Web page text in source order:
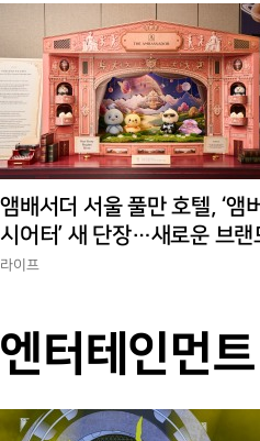
앰배서더 서울 풀만 호텔, ‘앰
시어터’ 새 단장…새로운 브랜
험 선사
라이프
엔터테인먼트